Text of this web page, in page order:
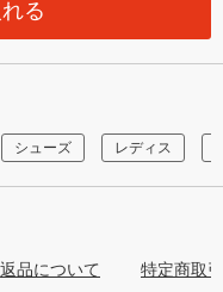
る
シューズ レディス
返品について 特定商取